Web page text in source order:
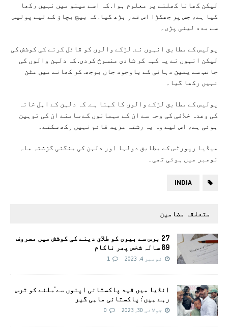
لیکن کھانا کھلنے پر معلوم ہوا. کہ اسے مینو میں نہیں رکھا
گیا ہے، جس پر جھگڑا اس قدر بڑھ گیا. کہ بیچ بچاؤ کے لیے پولیس
سے مدد لینی پڑی۔
پولیس کے مطابق انہوں نے. لڑکے والوں کو قائل کرنے کی کوشش کی
لیکن انہوں نے یہ کہہ کر شادی منسوخ کردی. کہ دلہن والوں کی
جانب سے یقین دہانی کے باوجود جان بوجھ. کر کھانے میں مٹن
نہیں رکھا گیا۔
پولیس کے مطابق لڑکے والوں کا کہنا ہے. کہ دلہن کے اہل خانہ
کی وعدہ خلافی کی وجہ سے ان کے مہمانوں کے سامنے ان کی توہین
ہوئی ہے، اس لیے وہ یہ رشتہ مزید قائم نہیں رکھ سکتے۔
میڈیا رپورٹس کے مطابق دولہا اور دلہن کی منگنی گزشتہ ماہ
نومبر میں ہوئی تھی۔
INDIA
متعلقہ مضامین
27 برس سے بیوی کو طلاق دینے کی کوشش میں مصروف
89 سالہ شخص پھر ناکام
نومبر 4, 2023 1
انڈیا میں قید پاکستانی اپنوں سے’ملنے کو ترس
رہے ہیں‘: پاکستانی ماہی گیر
جولائی 30, 2023 0